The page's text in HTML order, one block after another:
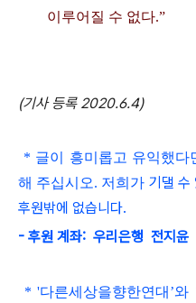
이루어질 수 없다.”
(기사 등
* 글이 흥미롭고 유익했다
해 주십시오. 저희가 기댈 수
후원밖에 없습니다.
- 후원 계좌: 우리은행 전지
* '다른세상을향한연대 ’와